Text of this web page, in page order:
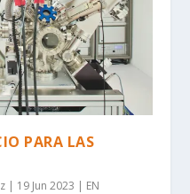
PARA LAS
| 19 Jun 2023 | EN